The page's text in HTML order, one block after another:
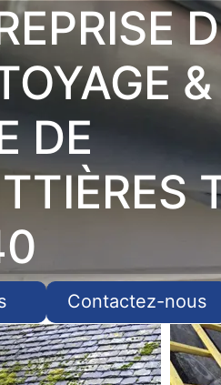
&
DE
Contactez-nous